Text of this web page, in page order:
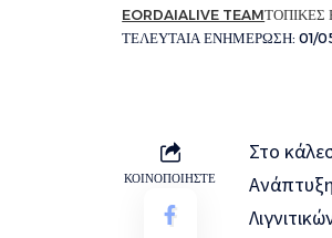
ΤΕΛΕΥΤΑΙΑ ΕΝΗΜΕΡΩΣΗ: 01/
EORDAIALIVE TEAMΤΟΠΙΚΕΣ
ΚΟΙΝΟΠΟΙΗΣΤΕ
Στο